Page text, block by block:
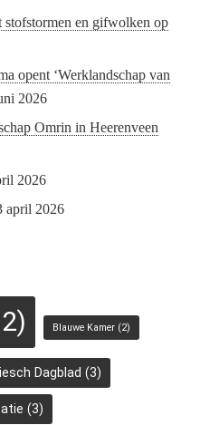
stofstormen en gifwolken op
opent ‘Werklandschap van
2026
Omrin in Heerenveen
2026
april 2026
Blauwe Kamer (2)
Dagblad (3)
(3)